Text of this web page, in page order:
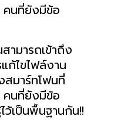
ต่อเรา
คนที่ยังมีข้อ
ามารถเข้าถึง
ก้ไขไฟล์งาน
สมาร์ทโฟนที่
คนที่ยังมีข้อ
เป็นพื้นฐานกัน!!